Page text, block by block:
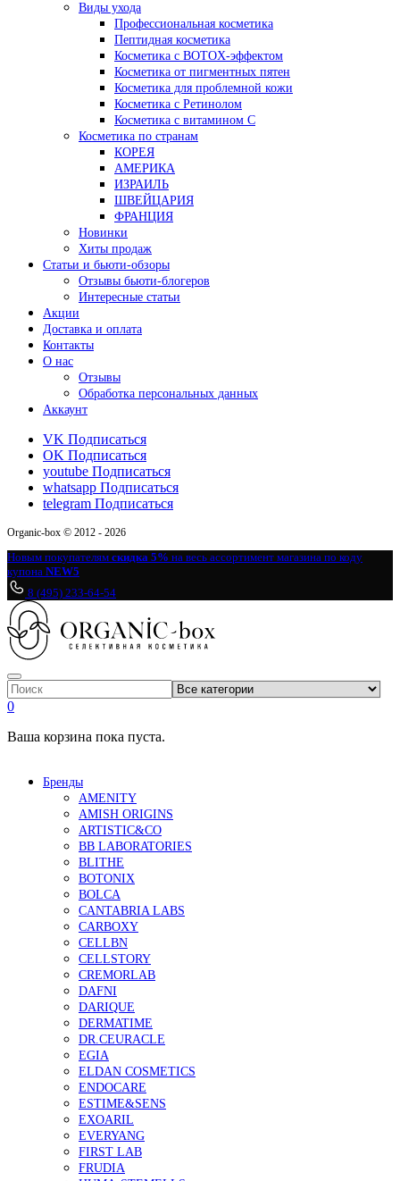
Виды ухода
Профессиональная косметика
Пептидная косметика
Косметика с BOTOX-эффектом
Косметика от пигментных пятен
Косметика для проблемной кожи
Косметика с Ретинолом
Косметика с витамином С
Косметика по странам
КОРЕЯ
АМЕРИКА
ИЗРАИЛЬ
ШВЕЙЦАРИЯ
ФРАНЦИЯ
Новинки
Хиты продаж
Статьи и бьюти-обзоры
Отзывы бьюти-блогеров
Интересные статьи
Акции
Доставка и оплата
Контакты
О нас
Отзывы
Обработка персональных данных
Аккаунт
VK Подписаться
OK Подписаться
youtube Подписаться
whatsapp Подписаться
telegram Подписаться
Organic-box © 2012 - 2026
Новым покупателям скидка 5% на весь ассортимент магазина по коду
купона NEW5
8 (495) 233-64-54
0
Ваша корзина пока пуста.
Бренды
AMENITY
AMISH ORIGINS
ARTISTIC&CO
BB LABORATORIES
BLITHE
BOTONIX
BOLCA
CANTABRIA LABS
CARBOXY
CELLBN
CELLSTORY
CREMORLAB
DAFNI
DARIQUE
DERMATIME
DR.CEURACLE
EGIA
ELDAN COSMETICS
ENDOCARE
ESTIME&SENS
EXOARIL
EVERYANG
FIRST LAB
FRUDIA